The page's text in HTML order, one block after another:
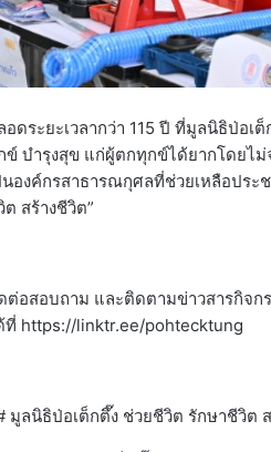
อดระยะเวลากว่า 115 ปี ที่มูลนิธิป่อเ
ข์ บำรุงสุข แก่ผู้ตกทุกข์ได้ยากโดยไ
นองค์กรสาธารณกุศลที่ช่วยเหลือปร
ต สร้างชีวิต”
ต่อสอบถาม และติดตามข่าวสารกิจก
ที่ https://linktr.ee/pohtecktung
มูลนิธิป่อเต็กตึ๊ง ช่วยชีวิต รักษาชีวิต